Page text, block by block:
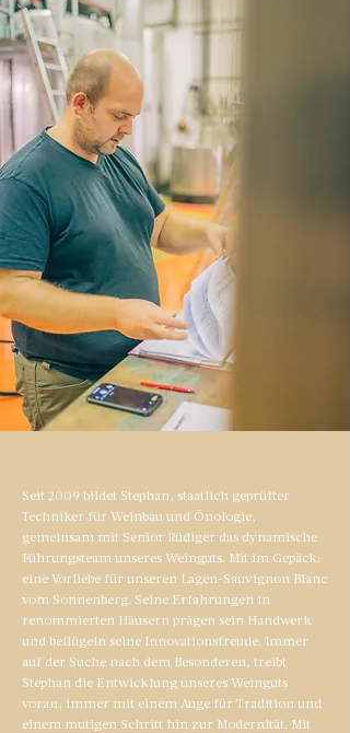
Seit 2009 bildet Stephan, staatlich geprüfter
Techniker für Weinbau und Önologie,
gemeinsam mit Senior Rüdiger das dynamische
Führungsteam unseres Weinguts. Mit im Gepäck:
eine Vorliebe für unseren Lagen-Sauvignon Blanc
vom Sonnenberg. Seine Erfahrungen in
renommierten Häusern prägen sein Handwerk
und beflügeln seine Innovationsfreude. Immer
auf der Suche nach dem Besonderen, treibt
Stephan die Entwicklung unseres Weinguts
voran, immer mit einem Auge für Tradition und
einem mutigen Schritt hin zur Modernität. Mit